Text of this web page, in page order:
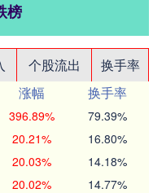
榜
个股流出
换手率
涨幅
换手率
396.89% 79.39%
20.21% 16.80%
20.03% 14.18%
20.02% 14.77%